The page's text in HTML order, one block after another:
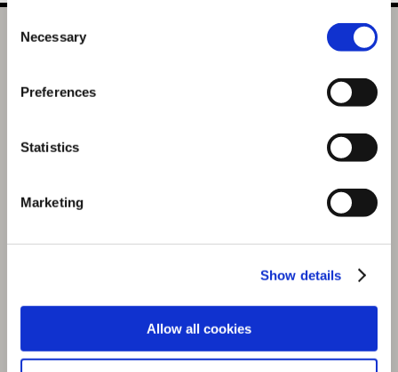
Selection
Necessary
Preferences
Statistics
Marketing
Show details
Allow all cookies
amiibo レオン・S・ケネディ 【バイオハザード レクイエ
商品を選びなおす
3,080円(税込)
154ポイント付与